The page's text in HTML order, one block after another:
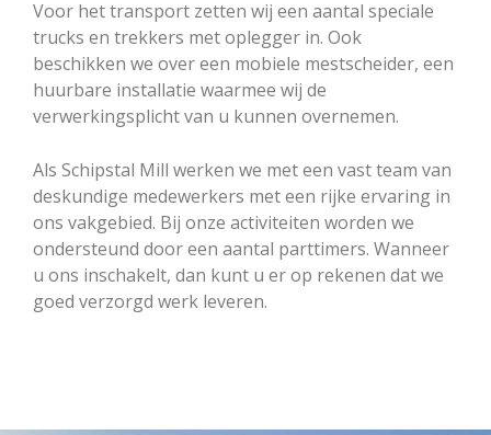
Voor het transport zetten wij een aantal speciale
trucks en trekkers met oplegger in. Ook
beschikken we over een mobiele mestscheider, een
huurbare installatie waarmee wij de
verwerkingsplicht van u kunnen overnemen.
Als Schipstal Mill werken we met een vast team van
deskundige medewerkers met een rijke ervaring in
ons vakgebied. Bij onze activiteiten worden we
ondersteund door een aantal parttimers. Wanneer
u ons inschakelt, dan kunt u er op rekenen dat we
goed verzorgd werk leveren.